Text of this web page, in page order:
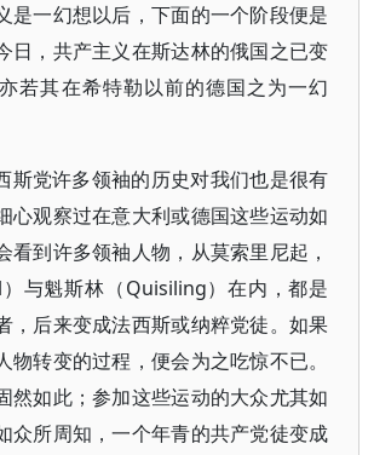
是一幻想以后，下面的一个阶段便是
日，共产主义在斯达林的俄国之已变
若其在希特勒以前的德国之为一幻
斯党许多领袖的历史对我们也是很有
心观察过在意大利或德国这些运动如
看到许多领袖人物，从莫索里尼起，
与魁斯林（Quisiling）在内，都是
，后来变成法西斯或纳粹党徒。如果
物转变的过程，便会为之吃惊不已。
然如此；参加这些运动的大众尤其如
众所周知，一个年青的共产党徒变成